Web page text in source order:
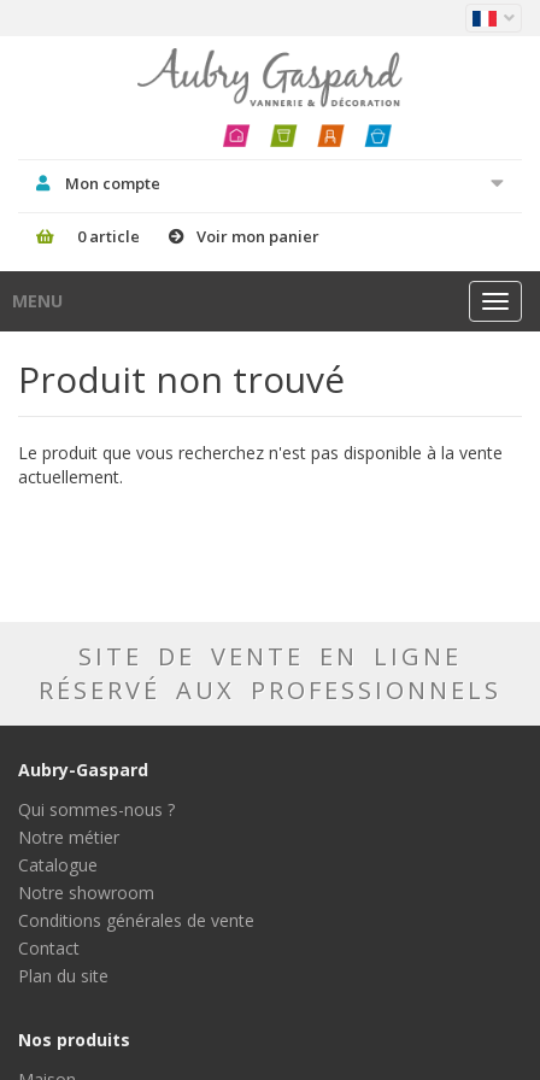
Mon compte
0 article Voir mon panier
MENU
Produit non trouvé
Le produit que vous recherchez n'est pas disponible à la vente
actuellement.
SITE DE VENTE EN LIGNE
RÉSERVÉ AUX PROFESSIONNELS
Aubry-Gaspard
Qui sommes-nous ?
Notre métier
Catalogue
Notre showroom
Conditions générales de vente
Contact
Plan du site
Nos produits